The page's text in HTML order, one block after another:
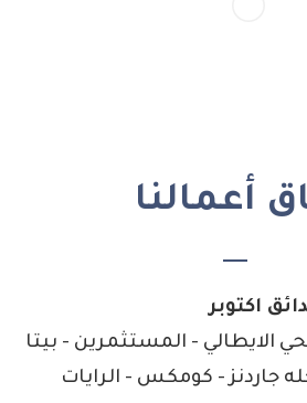
أعمالنا
اكتوبر
الايطالي - المستثمرين - بيتا
جاردنز - كومكس - الرايات